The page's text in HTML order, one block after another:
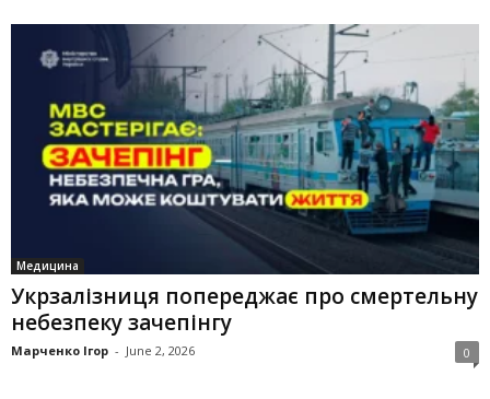
Медицина
Укрзалізниця попереджає про смертельну
небезпеку зачепінгу
Марченко Ігор - June 2, 2026 0